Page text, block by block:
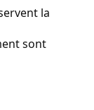
la
sont